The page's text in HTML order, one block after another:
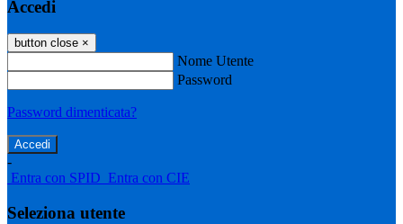
Accedi
button close ×
Nome Utente
Password
Password dimenticata?
-
Entra con SPID Entra con CIE
Seleziona utente